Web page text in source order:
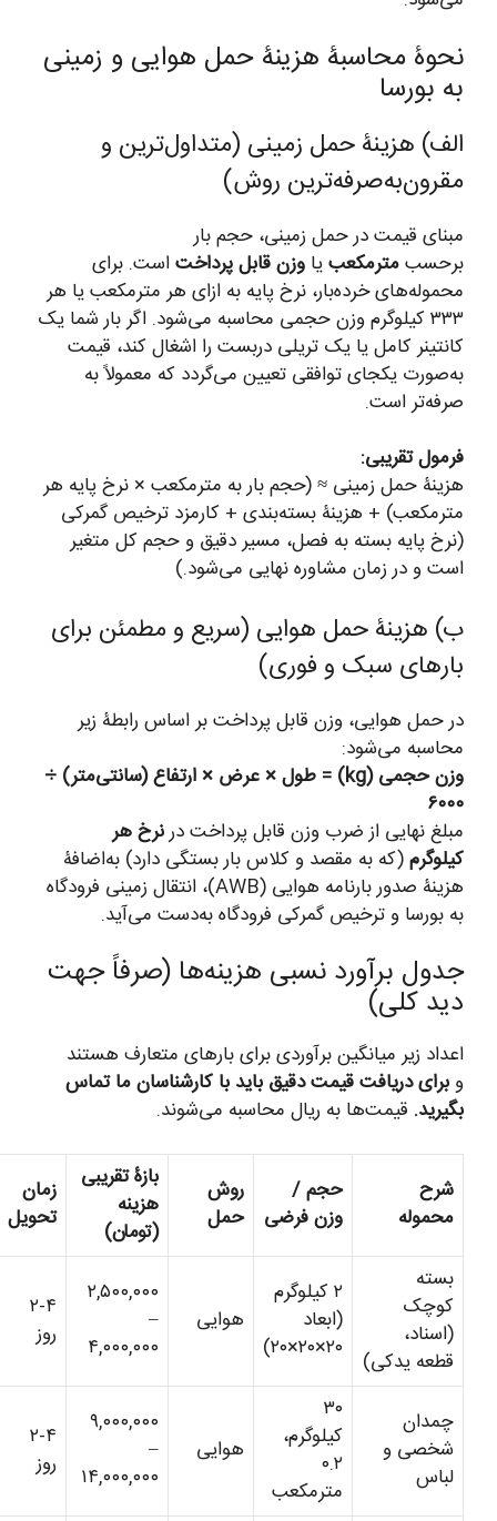
نحوۀ محاسبۀ هزینۀ حمل هوایی و زمینی
به بورسا
الف) هزینۀ حمل زمینی (متداول‌ترین و
مقرون‌به‌صرفه‌ترین روش)
مبنای قیمت در حمل زمینی، حجم بار
برحسبمترمکعبیا وزن قابل پرداختاست. برای
محموله‌های خرده‌بار، نرخ پایه به ازای هر مترمکعب یا هر
۳۳۳ کیلوگرم وزن حجمی محاسبه می‌شود. اگر بار شما یک
کانتینر کامل یا یک تریلی دربست را اشغال کند، قیمت
به‌صورت یکجای توافقی تعیین می‌گردد که معمولاً به
صرفه‌تر است.
فرمول تقریبی:
هزینۀ حمل زمینی ≈ (حجم بار به مترمکعب × نرخ پایه هر
مترمکعب) + هزینۀ بسته‌بندی + کارمزد ترخیص گمرکی
(نرخ پایه بسته به فصل، مسیر دقیق و حجم کل متغیر
است و در زمان مشاوره نهایی می‌شود.)
ب) هزینۀ حمل هوایی (سریع و مطمئن برای
بارهای سبک و فوری)
در حمل هوایی، وزن قابل پرداخت بر اساس رابطۀ زیر
محاسبه می‌شود:
وزن حجمی (kg) = طول × عرض × ارتفاع (سانتی‌متر) ÷
۶۰۰۰
مبلغ نهایی از ضرب وزن قابل پرداخت درنرخ هر
کیلوگرم(که به مقصد و کلاس بار بستگی دارد) به‌اضافۀ
هزینۀ صدور بارنامه هوایی (AWB)، انتقال زمینی فرودگاه
به بورسا و ترخیص گمرکی فرودگاه به‌دست می‌آید.
جدول برآورد نسبی هزینه‌ها (صرفاً جهت
دید کلی)
اعداد زیر میانگین برآوردی برای بارهای متعارف هستند
وبرای دریافت قیمت دقیق باید با کارشناسان ما تماس
بگیرید.قیمت‌ها به ریال محاسبه می‌شوند.
شرح
محموله
حجم /
وزن فرضی
روش
حمل
بازۀ تقریبی
هزینه
(تومان)
زمان
تحویل
بسته
کوچک
(اسناد،
قطعه یدکی)
۲ کیلوگرم
(ابعاد
۲۰×۲۰×۲۰)
هوایی
۲,۵۰۰,۰۰۰
–
۴,۰۰۰,۰۰۰
۲-۴
روز
چمدان
شخصی و
لباس
۳۰
کیلوگرم،
۰.۲
مترمکعب
هوایی
۹,۰۰۰,۰۰۰
–
۱۴,۰۰۰,۰۰۰
۲-۴
روز